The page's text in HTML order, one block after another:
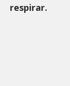
respirar.